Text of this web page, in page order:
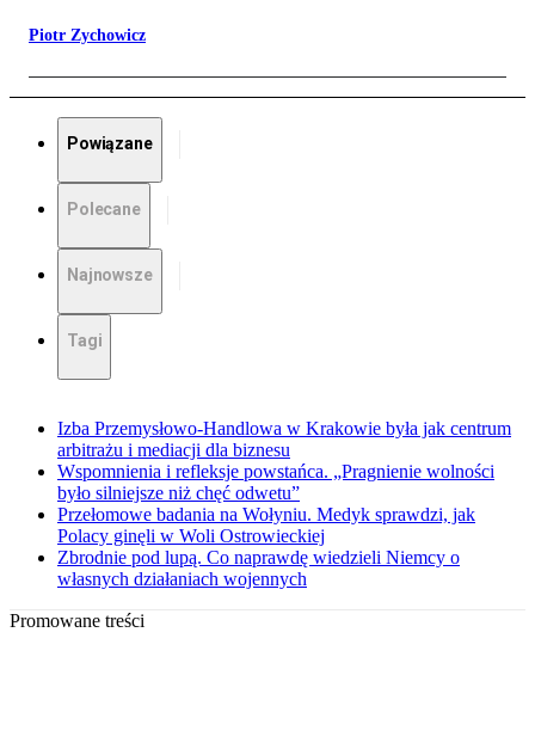
Piotr Zychowicz
Powiązane
Polecane
Najnowsze
Tagi
Izba Przemysłowo-Handlowa w Krakowie była jak centrum
arbitrażu i mediacji dla biznesu
Wspomnienia i refleksje powstańca. „Pragnienie wolności
było silniejsze niż chęć odwetu”
Przełomowe badania na Wołyniu. Medyk sprawdzi, jak
Polacy ginęli w Woli Ostrowieckiej
Zbrodnie pod lupą. Co naprawdę wiedzieli Niemcy o
własnych działaniach wojennych
Promowane treści